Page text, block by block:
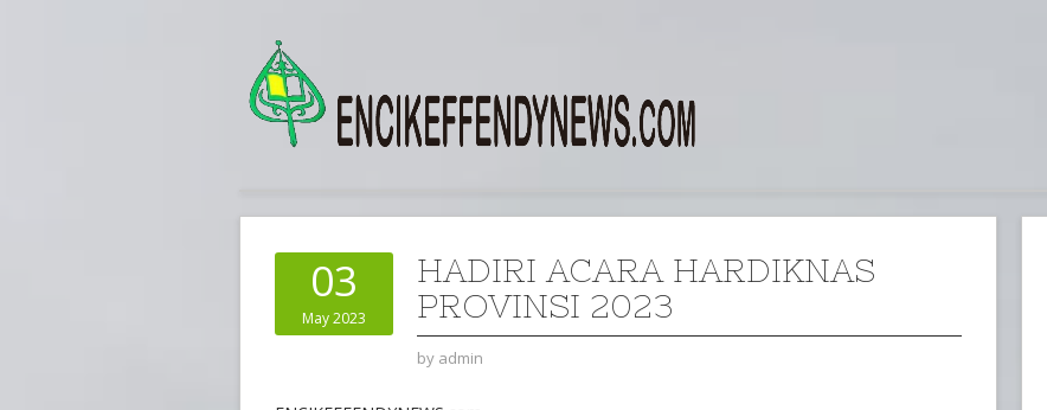
03
May 2023
HADIRI ACARA HARDIKNAS
PROVINSI 2023
by admin